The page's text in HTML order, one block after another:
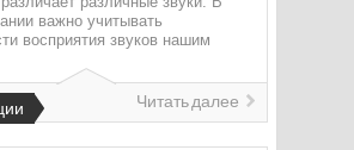
важно учитывать
восприятия звуков нашим
Читать далее